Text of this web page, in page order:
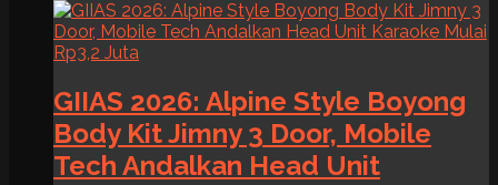
GIIAS 2026: Alpine Style Boyong
Body Kit Jimny 3 Door, Mobile
Tech Andalkan Head Unit